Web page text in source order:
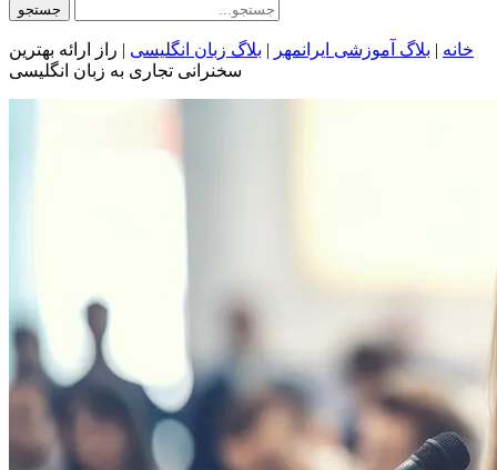
جستجو
خانه | بلاگ آموزشی ایرانمهر | بلاگ زبان انگلیسی | راز ارائه بهترین
سخنرانی تجاری به زبان انگلیسی